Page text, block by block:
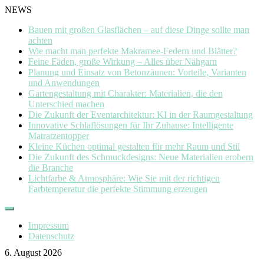
NEWS
Bauen mit großen Glasflächen – auf diese Dinge sollte man
achten
Wie macht man perfekte Makramee-Federn und Blätter?
Feine Fäden, große Wirkung – Alles über Nähgarn
Planung und Einsatz von Betonzäunen: Vorteile, Varianten
und Anwendungen
Gartengestaltung mit Charakter: Materialien, die den
Unterschied machen
Die Zukunft der Eventarchitektur: KI in der Raumgestaltung
Innovative Schlaflösungen für Ihr Zuhause: Intelligente
Matratzentopper
Kleine Küchen optimal gestalten für mehr Raum und Stil
Die Zukunft des Schmuckdesigns: Neue Materialien erobern
die Branche
Lichtfarbe & Atmosphäre: Wie Sie mit der richtigen
Farbtemperatur die perfekte Stimmung erzeugen
Skip
contentImpressum
Datenschutz
6. August 2026